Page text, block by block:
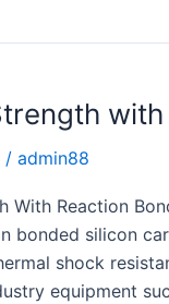
/ admin88
With Reaction
bonded silicon
shock
equipment